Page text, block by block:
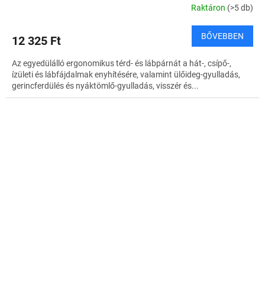
Raktáron (>5 db)
12 325 Ft BŐVEBBEN
Az egyedülálló ergonomikus térd- és lábpárnát a hát-, csípő-,
ízületi és lábfájdalmak enyhítésére, valamint ülőideg-gyulladás,
gerincferdülés és nyáktömlő-gyulladás, visszér és...